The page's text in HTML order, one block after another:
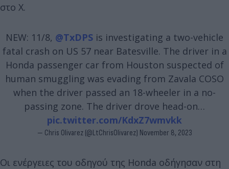
στο X.
NEW: 11/8, @TxDPS is investigating a two-vehicle
fatal crash on US 57 near Batesville. The driver in a
Honda passenger car from Houston suspected of
human smuggling was evading from Zavala COSO
when the driver passed an 18-wheeler in a no-
passing zone. The driver drove head-on…
pic.twitter.com/KdxZ7wmvkk
— Chris Olivarez (@LtChrisOlivarez) November 8, 2023
Οι ενέργειες του οδηγού της Honda οδήγησαν στη